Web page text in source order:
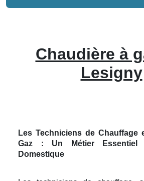
Chaudière à
Lesigny
Les Techniciens de Chauffage
Gaz : Un Métier Essentiel
Domestique